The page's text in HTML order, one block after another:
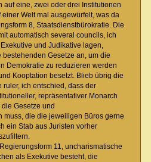
auf eine, zwei oder drei Institutionen
Welt mal ausgewürfelt, was da
8, Staatsdienstbürokratie. Die
automatisch several councils, ich
und Judikative lagen,
Gesetze an, um die
Demokratie zu reduzieren werden
Kooptation besetzt. Blieb übrig die
ich entschied, dass der
repräsentativer Monarch
Gesetze und
muss, die die jeweiligen Büros gerne
ein Stab aus Juristen vorher
11, uncharismatische
als Exekutive besteht, die